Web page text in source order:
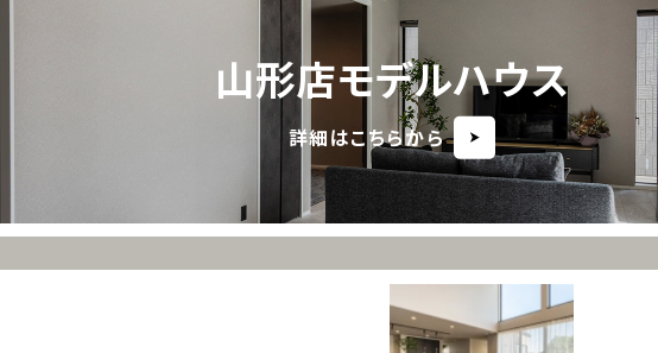
山形店モデルハウス
詳細はこちらから